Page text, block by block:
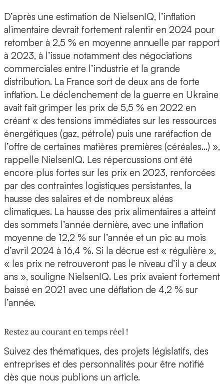
D’après une estimation de NielsenIQ, l’inflation
alimentaire devrait fortement ralentir en 2024 pour
retomber à 2,5 % en moyenne annuelle par rapport
à 2023, à l’issue notamment des négociations
commerciales entre l’industrie et la grande
distribution. La France sort de deux ans de forte
inflation. Le déclenchement de la guerre en Ukraine
avait fait grimper les prix de 5,5 % en 2022 en
créant « des tensions immédiates sur les ressources
énergétiques (gaz, pétrole) puis une raréfaction de
l’offre de certaines matières premières (céréales…) »,
rappelle NielsenIQ. Les répercussions ont été
encore plus fortes sur les prix en 2023, renforcées
par des contraintes logistiques persistantes, la
hausse des salaires et de nombreux aléas
climatiques. La hausse des prix alimentaires a atteint
des sommets l’année dernière, avec une inflation
moyenne de 12,2 % sur l’année et un pic au mois
d’avril 2024 à 16,4 %. Si la décrue est « régulière »,
« les prix ne retrouveront pas le niveau d’il y a deux
ans », souligne NielsenIQ. Les prix avaient fortement
baissé en 2021 avec une déflation de 4,2 % sur
l’année.
Restez au courant en temps réel !
Suivez des thématiques, des projets législatifs, des
entreprises et des personnalités pour être notifié
dès que nous publions un article.